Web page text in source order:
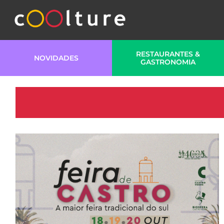
NOVIDADES
RESTAURANTES &
GASTRONOMIA